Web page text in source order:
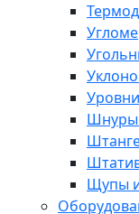
Уровни
Шнуры
Щупы